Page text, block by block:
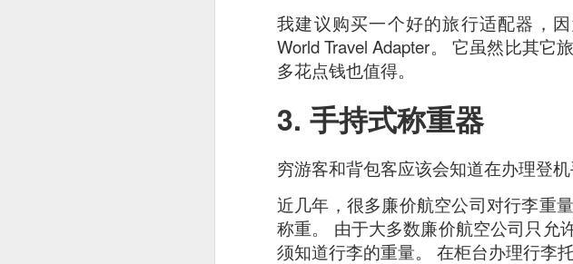
我建议购买一个好的旅行适配器，
World Travel Adapter。 它虽然比其它
多花点钱也值得。
3. 手持式称重器
穷游客和背包客应该会知道在办理登
近几年，很多廉价航空公司对行李重
称重。 由于大多数廉价航空公司只允
须知道行李的重量。 在柜台办理行李